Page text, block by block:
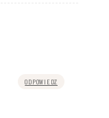
ODPOWIEDZ